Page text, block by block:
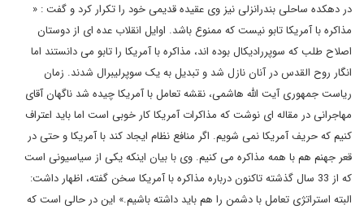
در دهکده ساحلی بندرانزلی نیز وی عقیده قدیمی خود را تکرار کرد و گفت : «
مذاکره با آمریکا تابو نیست که ممنوع باشد. اوایل انقلاب عده ای از دوستان
اصلاح طلب که سوپررادیکال بوده اند، مذاکره با آمریکا را تابو می دانستند اما
انگار روح القدس در آنان نازل شد و تبدیل به یک سوپرلیبرال شدند. زمان
ریاست جمهوری آیت الله هاشمی، نقشه تعامل با آمریکا چیده شد ناگهان آقای
مهاجرانی در مقاله ای نوشت که مذاکرات آمریکا کار خوبی است اما باید اعتراف
کنیم که حریف آمریکا نمی شویم. اگر منافع نظام ایجاد کند با آمریکا و حتی در
قعر جهنم هم با همه مذاکره می کنیم. وی با بیان اینکه یکی از سیاسیونی است
که از 33 سال گذشته تاکنون درباره مذاکره با آمریکا سخن گفته، اظهار داشت:
البته استراتژی تعامل با دشمن را هم باید داشته باشیم.» این در حالی است که